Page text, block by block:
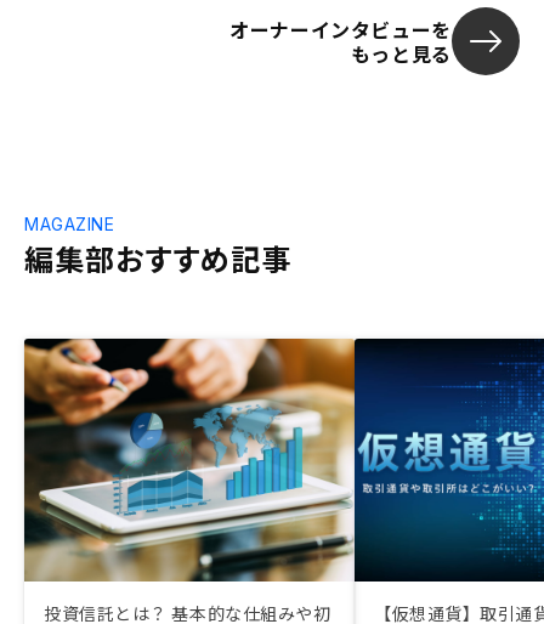
オーナーインタビューを
もっと見る
編集部おすすめ記事
MAGAZINE
投資信託とは？ 基本的な仕組みや初
【仮想通貨】取引